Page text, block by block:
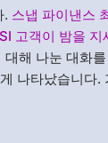
. 스냅 파이낸스
고객이 밤을
해 나눈 대화
나타났습니다